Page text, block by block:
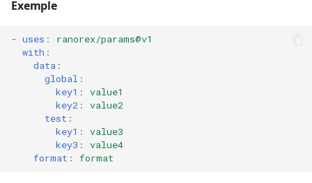
Exemple
- uses :
ranorex/params@v1
with :
data :
global :
key1 :
value1
key2 :
value2
test :
key1 :
value3
key3 :
value4
format : format